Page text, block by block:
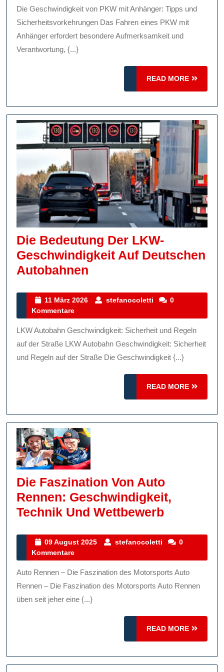
Mit
Tipps
Die Geschwindigkeit von PKW mit Anhänger: Tipps und
Sicherheitsvorkehrungen Das Fahren eines PKW mit
Anhänger erfordert besondere Aufmerksamkeit und
Verantwortung, {...}
READ MORE
READ
MORE
Die Bedeutung Der LKW-
Geschwindigkeit Auf Deutschen
Autobahnen
Der
Geschwindigkeit
Auf
Deutschen
Autobahnen
11 März 2026
11
2026
stefanocoletti stefanocoletti
0
Kommentare
LKW Autobahn Geschwindigkeit: Sicherheit und Regeln
auf der Straße LKW Autobahn Geschwindigkeit: Sicherheit
und Regeln auf der Straße Die Geschwindigkeit {...}
READ MORE
READ
MORE
Die Faszination Von Auto
Rennen: Geschwindigkeit,
Technik Und WettbewerbDie
Von
Rennen:
Und
09 August 2025
09
2025
stefanocoletti stefanocoletti
0
Kommentare
Auto Rennen – Die Faszination des Motorsports Auto
Rennen – Die Faszination des Motorsports Auto Rennen
üben seit jeher eine {...}
READ MORE
READ
MORE